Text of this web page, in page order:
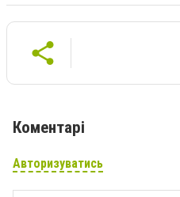
Коментарі
Авторизуватись